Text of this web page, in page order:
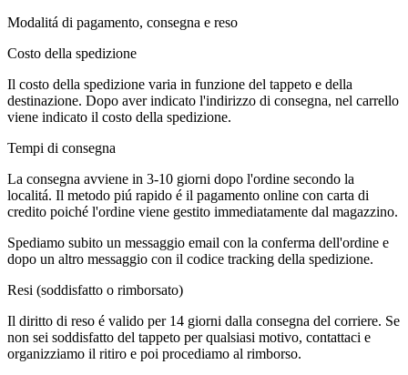
Modalitá di pagamento, consegna e reso
Costo della spedizione
Il costo della spedizione varia in funzione del tappeto e della
destinazione. Dopo aver indicato l'indirizzo di consegna, nel carrello
viene indicato il costo della spedizione.
Tempi di consegna
La consegna avviene in 3-10 giorni dopo l'ordine secondo la
localitá. Il metodo piú rapido é il pagamento online con carta di
credito poiché l'ordine viene gestito immediatamente dal magazzino.
Spediamo subito un messaggio email con la conferma dell'ordine e
dopo un altro messaggio con il codice tracking della spedizione.
Resi (soddisfatto o rimborsato)
Il diritto di reso é valido per 14 giorni dalla consegna del corriere. Se
non sei soddisfatto del tappeto per qualsiasi motivo, contattaci e
organizziamo il ritiro e poi procediamo al rimborso.